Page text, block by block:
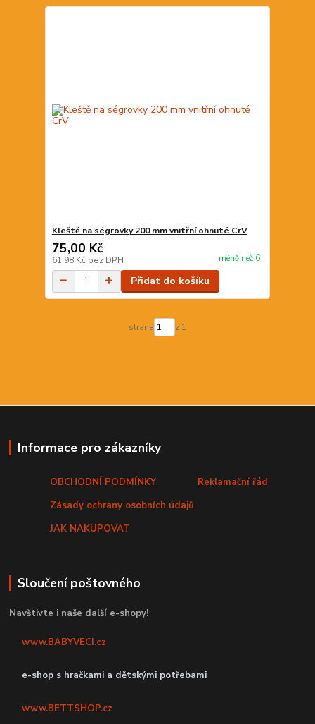
Kleště na ségrovky 200 mm vnitřní ohnuté CrV
75,00 Kč
61,98 Kč bez DPH méně než 6
Přidat do košíku
strana z 1
Informace pro zákazníky
OBCHODNÍ PODMÍNKY
Reklamační řád
Zásady ochrany osobních údajů
JAK NAKUPOVAT
Sloučení poštovného
Navštivte i naše další e-shopy!
www.BABYVECI.cz
e-shop s hračkami a dětskými potřebami
www.BETTSHOP.cz